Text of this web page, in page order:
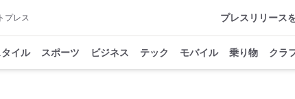
プレス プレスリリース
イル スポーツ ビジネス テック モバイル 乗り物 クラ